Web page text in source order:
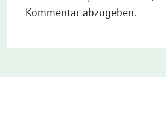
Kommentar abzugeben.